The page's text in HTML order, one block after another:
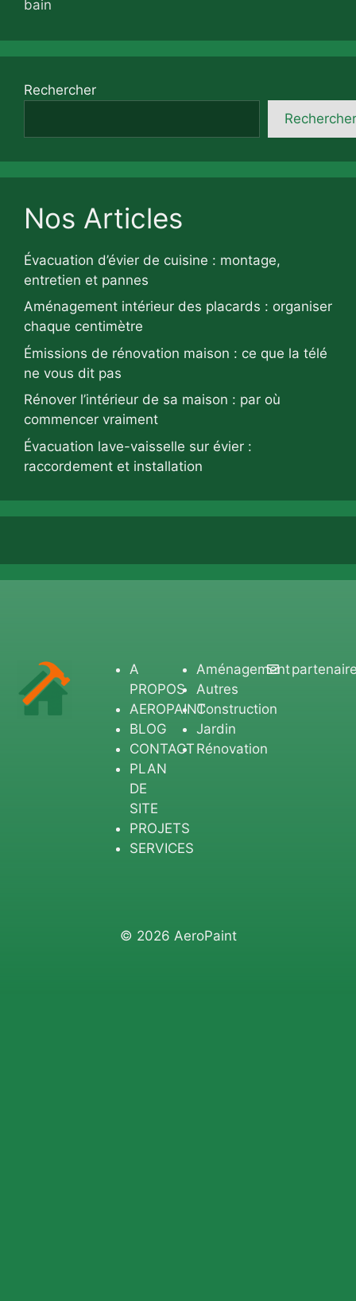
bain
Rechercher
Rechercher
Nos Articles
Évacuation d’évier de cuisine : montage,
entretien et pannes
Aménagement intérieur des placards : organiser
chaque centimètre
Émissions de rénovation maison : ce que la télé
ne vous dit pas
Rénover l’intérieur de sa maison : par où
commencer vraiment
Évacuation lave-vaisselle sur évier :
raccordement et installation
A
PROPOS
AEROPAINT
BLOG
CONTACT
PLAN
DE
SITE
PROJETS
SERVICES
Aménagement
Autres
Construction
Jardin
Rénovation
© 2026 AeroPaint